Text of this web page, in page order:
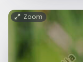
Zoom